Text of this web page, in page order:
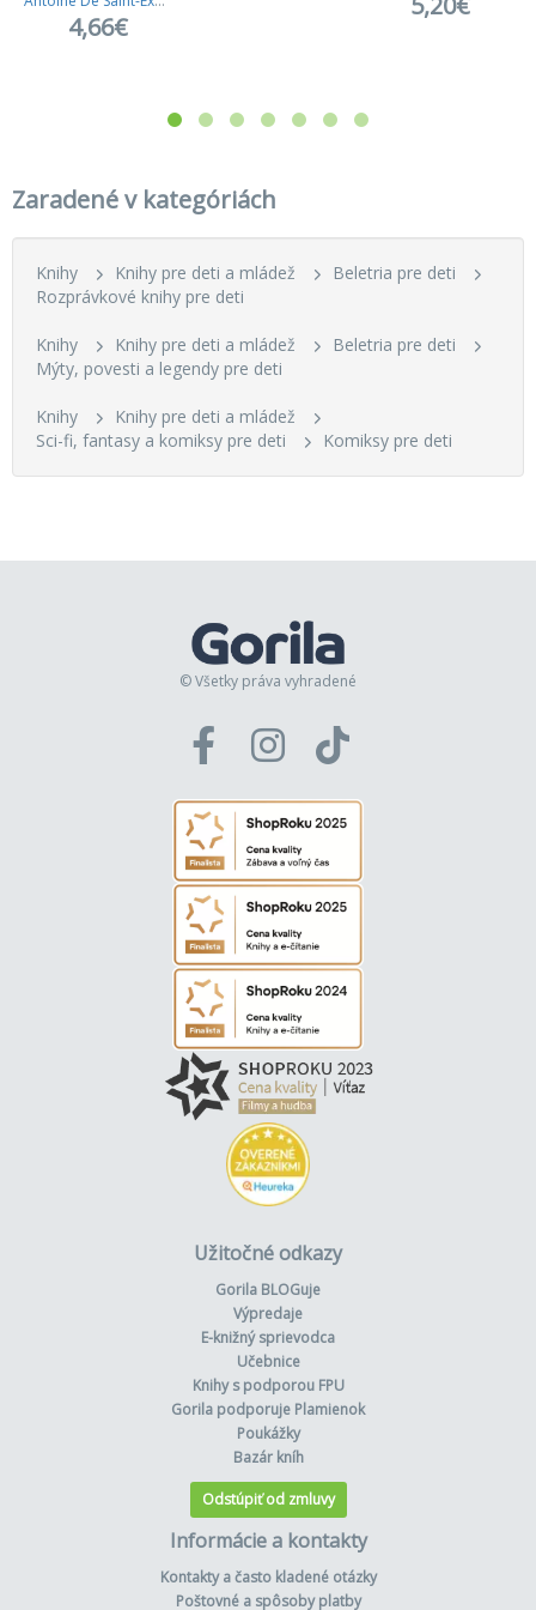
4,66€
Zaradené v kategóriách
Knihy Knihy pre deti a mládež
Beletria pre deti
Rozprávkové knihy pre deti
Knihy Knihy pre deti a mládež
Beletria pre deti
Mýty, povesti a legendy pre deti
Knihy
Knihy pre deti a mládež
Sci-fi, fantasy a komiksy pre deti
Komiksy pre deti
© Všetky práva vyhradené
Užitočné odkazy
Gorila BLOGuje
Výpredaje
E-knižný sprievodca
Učebnice
Knihy s podporou FPU
Gorila podporuje Plamienok
Poukážky
Bazár kníh
Odstúpiť od zmluvy
Informácie a kontakty
Kontakty a často kladené otázky
Poštovné a spôsoby platby